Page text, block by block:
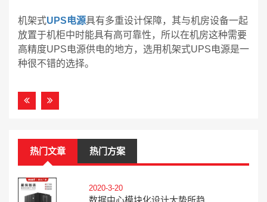
机架式UPS电源具有多重设计保障，其与机房设备一起
放置于机柜中时能具有高可靠性，所以在机房这种需要
高精度UPS电源供电的地方，选用机架式UPS电源是一
种很不错的选择。
热门文章 热门方案
2020-3-20
数据中心模块化设计大势所趋